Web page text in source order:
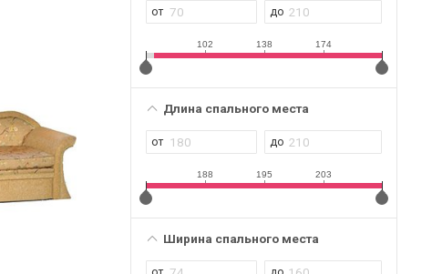
102 138 174
Длина спального места
188 195 203
Ширина спального места